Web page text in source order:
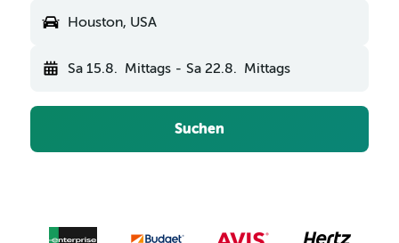
Houston, USA
Sa 15.8. Mittags - Sa 22.8. Mittags
Suchen